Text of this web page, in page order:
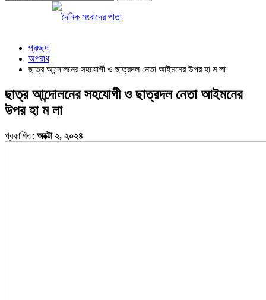
প্রচ্ছদ
অপরাধ
ছাত্র আন্দোলনের সহযোগী ও ছাত্রদল নেতা আইমনের উপর হা ম লা
ছাত্র আন্দোলনের সহযোগী ও ছাত্রদল নেতা আইমনের
উপর হা ম লা
প্রকাশিত: অক্টো ২, ২০২৪